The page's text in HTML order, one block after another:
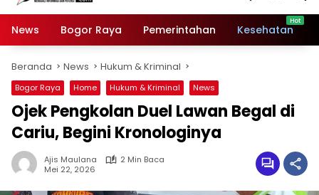
News Bogor Raya Pemerintahan Kesehatan
Beranda News Hukum & Kriminal
Bogor Raya Home Hukum & Kriminal News
Ojek Pengkolan Duel Lawan Begal di
Cariu, Begini Kronologinya
Ajis Maulana
2 Min Baca
Mei 22, 2026